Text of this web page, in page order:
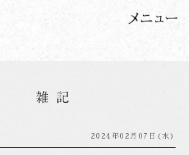
2024年02月07日(水)